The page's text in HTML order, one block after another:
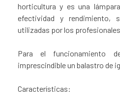
horticultura y es una
efectividad y rendimiento,
utilizadas por los
Para el funcionamiento
imprescindible un balastro de
Características: